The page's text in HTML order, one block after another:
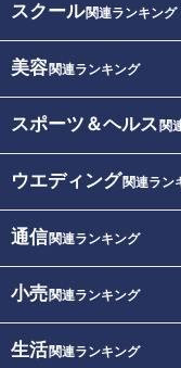
スクール関連ランキング
美容関連ランキング
スポーツ＆ヘルス 関
ウエディング関連ラン
通信関連ランキング
小売関連ランキング
生活関連ランキング